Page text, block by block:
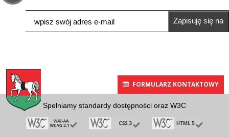
Zapisuję się na
FORMULARZ KONTAKTOWY
Spełniamy standardy dostępności oraz W3C